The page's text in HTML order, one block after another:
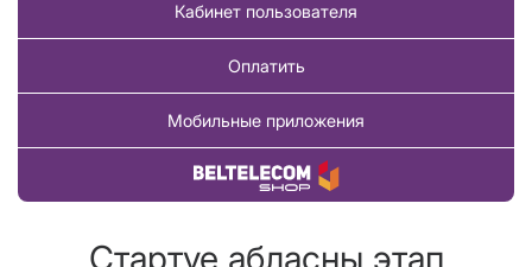
Кабинет пользователя
Оплатить
Мобильные приложения
Купить товар
Стартуе абласны этап